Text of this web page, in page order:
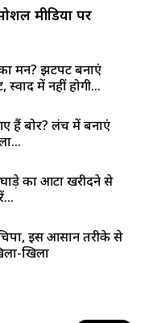
मीडिया पर
का मन? झटपट बनाएं
में नहीं होगी...
हैं बोर? लंच में बनाएं
का आटा खरीदने से
इस आसान तरीके से
खिला